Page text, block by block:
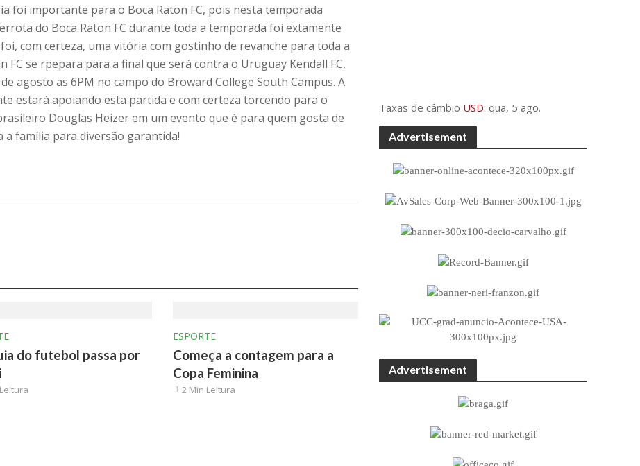
foi importante para o Boca Raton FC, pois nesta temporada
do Boca Raton FC durante toda a temporada foi extamente
com certeza, uma vitória com gostinho de revanche para toda a
FC se rpepara para a final que será contra o Uruguay Kendall FC,
agosto as 6PM no campo do Broward College South Campus. A
estará apoiando esta partida e com certeza torcendo para o
Douglas Heizer em um evento que é para quem gosta de
família para diversão garantida!
do futebol passa por
ESPORTE
Começa a contagem para a
Copa Feminina
2 Min Leitura
Taxas de câmbio USD: qua, 5 ago.
Advertisement
Advertisement